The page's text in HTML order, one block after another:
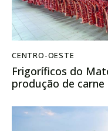
CENTRO-OESTE
Frigoríficos do
produção de